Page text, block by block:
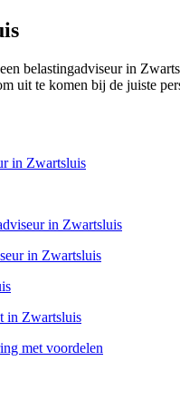
belastingadviseur in
uit te komen bij de juiste
in Zwartsluis
in Zwartsluis
in Zwartsluis
in Zwartsluis
met voordelen